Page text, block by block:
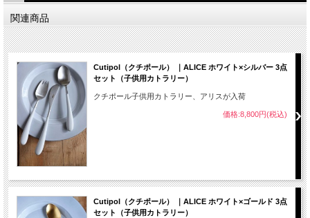
関連商品
Cutipol（クチポール） ｜ALICE ホワイト×シルバー 3点
セット（子供用カトラリー）
クチポール子供用カトラリー、アリスが入荷
価格:8,800円(税込)
Cutipol（クチポール） ｜ALICE ホワイト×ゴールド 3点
セット（子供用カトラリー）